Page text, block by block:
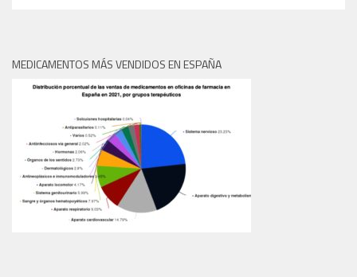
MEDICAMENTOS MÁS VENDIDOS EN ESPAÑA